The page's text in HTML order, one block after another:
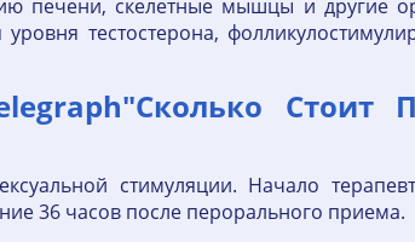
печени, скелетные мышцы и другие
тестостерона,
Стоит
стимуляции. Начало
36 часов после перорального приема.